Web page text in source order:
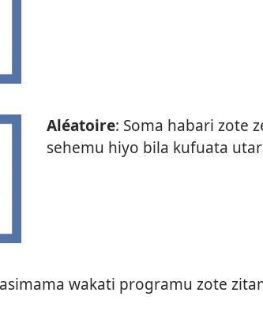
Aléatoire: Soma habari zote
sehemu hiyo bila kufuata
wakati programu zote